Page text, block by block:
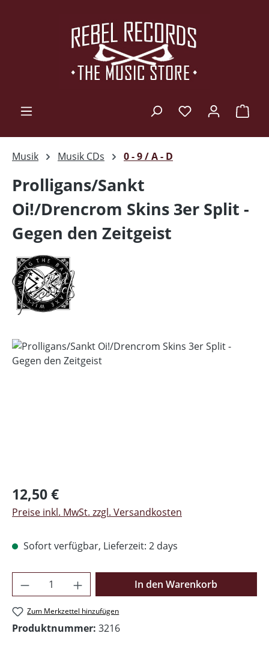
Musik Musik CDs 0 - 9 / A - D
Prolligans/Sankt
Oi!/Drencrom Skins 3er Split -
Gegen den Zeitgeist
Bildergalerie überspringen
Regulärer Preis:
12,50 €
Preise inkl. MwSt. zzgl. Versandkosten
Sofort verfügbar, Lieferzeit: 2 days
Produkt Anzahl: Gib den gewünschten
In den Warenkorb
Zum Merkzettel hinzufügen
Produktnummer: 3216